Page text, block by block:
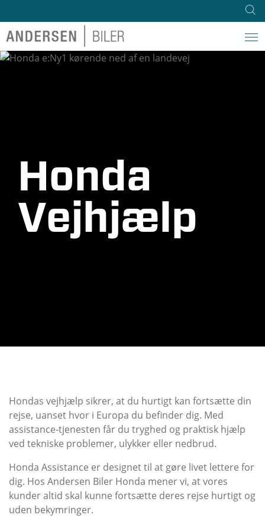
Honda
Vejhjælp
Hondas vejhjælp sikrer, at du hurtigt kan fortsætte din
rejse, uanset hvor i Europa du befinder dig. Med
assistance-tjenesten får du tryghed og praktisk hjælp
ved tekniske problemer, ulykker eller nedbrud.
Honda Assistance er designet til at gøre livet lettere for
dig. Hos Andersen Biler Honda mener vi, at vores
kunder altid skal kunne fortsætte deres rejse hurtigt og
uden bekymringer.